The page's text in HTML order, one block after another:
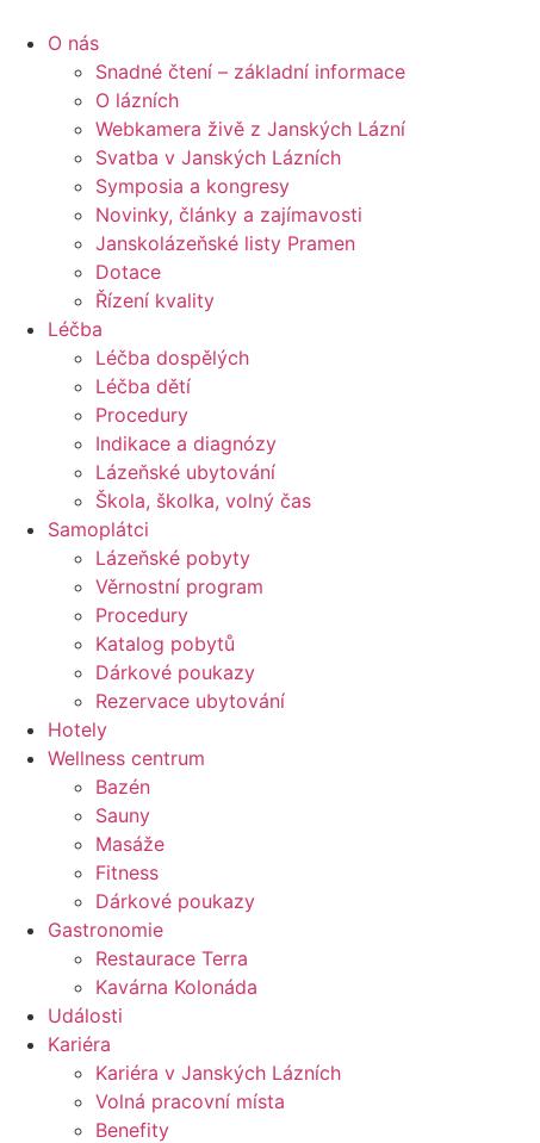
O nás
Snadné čtení – základní informace
O lázních
Webkamera živě z Janských Lázní
Svatba v Janských Lázních
Symposia a kongresy
Novinky, články a zajímavosti
Janskolázeňské listy Pramen
Dotace
Řízení kvality
Léčba
Léčba dospělých
Léčba dětí
Procedury
Indikace a diagnózy
Lázeňské ubytování
Škola, školka, volný čas
Samoplátci
Lázeňské pobyty
Věrnostní program
Procedury
Katalog pobytů
Dárkové poukazy​
Rezervace ubytování
Hotely
Wellness centrum
Bazén
Sauny
Masáže
Fitness
Dárkové poukazy​
Gastronomie
Restaurace Terra
Kavárna Kolonáda
Události
Kariéra
Kariéra v Janských Lázních
Volná pracovní místa
Benefity